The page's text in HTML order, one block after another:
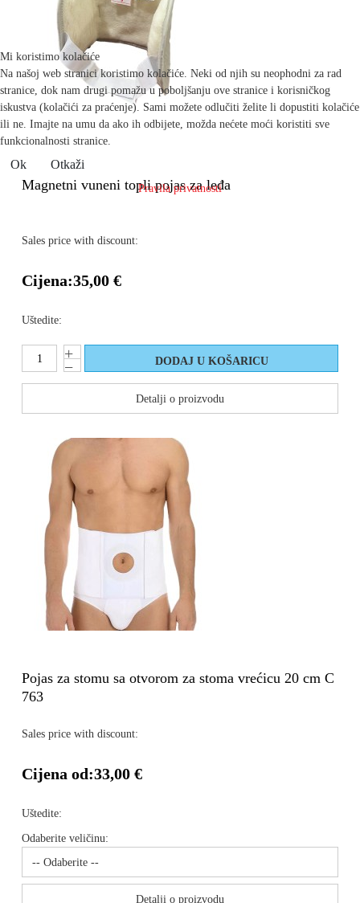
Magnetni vuneni topli pojas za leđa
Sales price with discount:
Cijena:35,00 €
Uštedite:
Detalji o proizvodu
Pojas za stomu sa otvorom za stoma vrećicu 20 cm C
763
Sales price with discount:
Cijena od:33,00 €
Uštedite:
Odaberite veličinu:
Detalji o proizvodu
Mi koristimo kolačiće
Na našoj web stranici koristimo kolačiće. Neki od njih su neophodni za rad
stranice, dok nam drugi pomažu u poboljšanju ove stranice i korisničkog
iskustva (kolačići za praćenje). Sami možete odlučiti želite li dopustiti kolačiće
ili ne. Imajte na umu da ako ih odbijete, možda nećete moći koristiti sve
funkcionalnosti stranice.
Ok Otkaži
Pravila privatnosti